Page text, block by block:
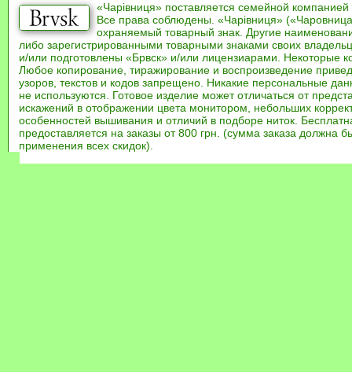
«Чарівниця» поставляется семейной компанией
Все права соблюдены. «Чарівниця»
охраняемый товарный знак. Другие
либо зарегистрированными товарными знаками своих
и/или подготовлены «Брвск» и/или лицензиарами. Некоторые
Любое копирование, тиражирование и воспроизведение
узоров, текстов и кодов запрещено. Никакие персональные
не используются. Готовое изделие может отличаться от
искажений в отображении цвета монитором, небольших
особенностей вышивания и отличий в подборе ниток.
предоставляется на заказы от 800 грн. (сумма заказа должна
применения всех скидок).